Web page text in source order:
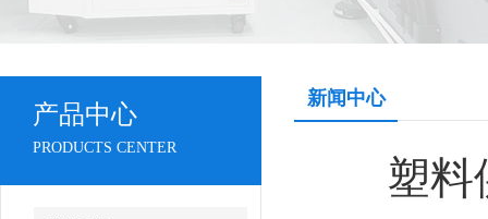
产品中心
PRODUCTS CENTER
新闻中心
塑料